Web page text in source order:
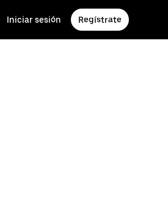
Iniciar sesión Regístrate